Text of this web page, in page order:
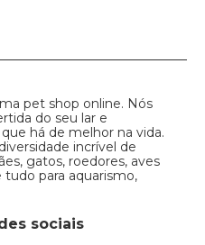
pet shop online. Nós
do seu lar e
há de melhor na vida.
incrível de
gatos, roedores, aves
para aquarismo,
sociais